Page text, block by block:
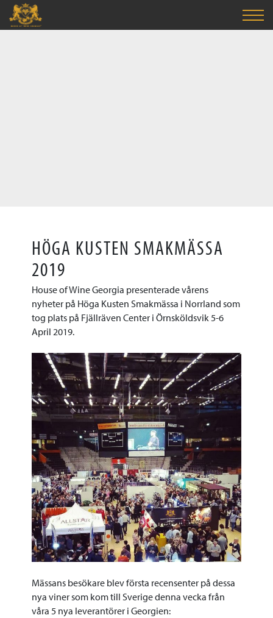
HÖGA KUSTEN SMAKMÄSSA
2019
House of Wine Georgia presenterade vårens
nyheter på Höga Kusten Smakmässa i Norrland som
tog plats på Fjällräven Center i Örnsköldsvik 5-6
April 2019.
Mässans besökare blev första recensenter på dessa
nya viner som kom till Sverige denna vecka från
våra 5 nya leverantörer i Georgien: